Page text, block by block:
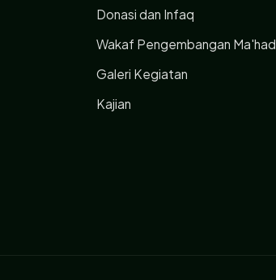
Donasi dan Infaq
Wakaf Pengembangan Ma'had
Galeri Kegiatan
Kajian